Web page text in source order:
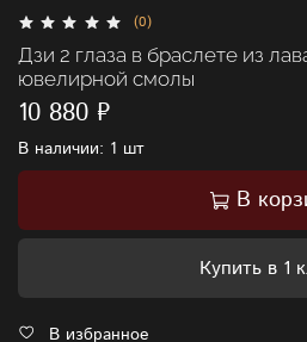
(0)
Дзи 2 глаза в браслете из
ювелирной смолы
10 880 ₽
В наличии: 1 шт
В
Купить в 1
В избранное